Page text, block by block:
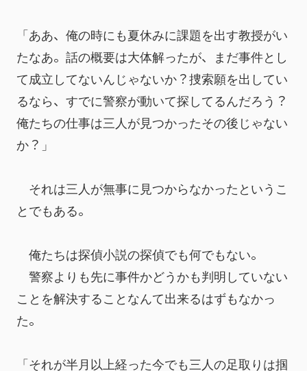
「ああ、俺の時にも夏休みに課題を出す教授がい
たなあ。話の概要は大体解ったが、まだ事件とし
て成立してないんじゃないか？捜索願を出してい
るなら、すでに警察が動いて探してるんだろう？
俺たちの仕事は三人が見つかったその後じゃない
か？」
それは三人が無事に見つからなかったというこ
とでもある。
俺たちは探偵小説の探偵でも何でもない。
警察よりも先に事件かどうかも判明していない
ことを解決することなんて出来るはずもなかっ
た。
「それが半月以上経った今でも三人の足取りは掴